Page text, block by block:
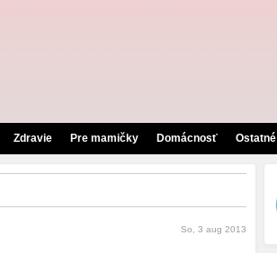
Zdravie Pre mamičky Domácnosť Ostatné
So, 3 aug 2013